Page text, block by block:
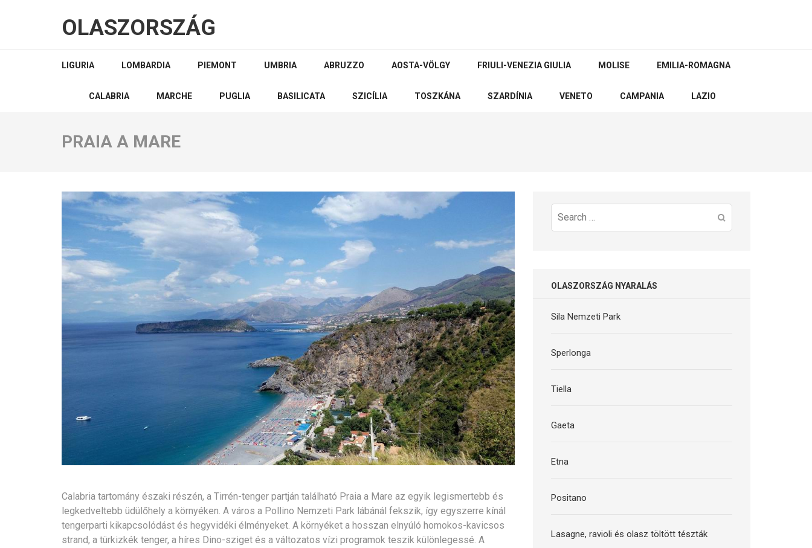
OLASZORSZÁG
LIGURIA LOMBARDIA PIEMONT UMBRIA ABRUZZO AOSTA-VÖLGY FRIULI-VENEZIA GIULIA MOLISE EMILIA-ROMAGNA
CALABRIA MARCHE PUGLIA BASILICATA SZICÍLIA TOSZKÁNA SZARDÍNIA VENETO CAMPANIA LAZIO
PRAIA A MARE
Calabria tartomány északi részén, a Tirrén-tenger partján található Praia a Mare az egyik legismertebb és
legkedveltebb üdülőhely a környéken. A város a Pollino Nemzeti Park lábánál fekszik, így egyszerre kínál
tengerparti kikapcsolódást és hegyvidéki élményeket. A környéket a hosszan elnyúló homokos-kavicsos
strand, a türkizkék tenger, a híres Dino-sziget és a változatos vízi programok teszik különlegessé. A
Search
for:
OLASZORSZÁG NYARALÁS
Sila Nemzeti Park
Sperlonga
Tiella
Gaeta
Etna
Positano
Lasagne, ravioli és olasz töltött tészták